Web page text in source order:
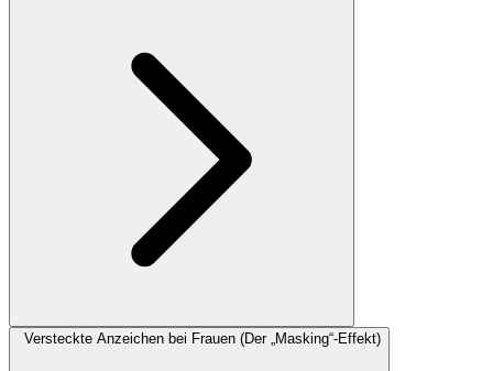
Versteckte Anzeichen bei Frauen (Der „Masking“-Effekt)